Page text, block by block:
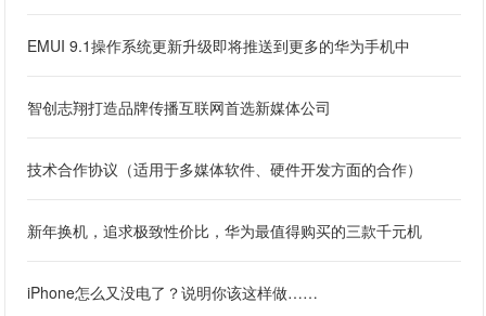
EMUI 9.1操作系统更新升级即将推送到更多的华为手机中
智创志翔打造品牌传播互联网首选新媒体公司
技术合作协议（适用于多媒体软件、硬件开发方面的合作）
新年换机，追求极致性价比，华为最值得购买的三款千元机
iPhone怎么又没电了？说明你该这样做……